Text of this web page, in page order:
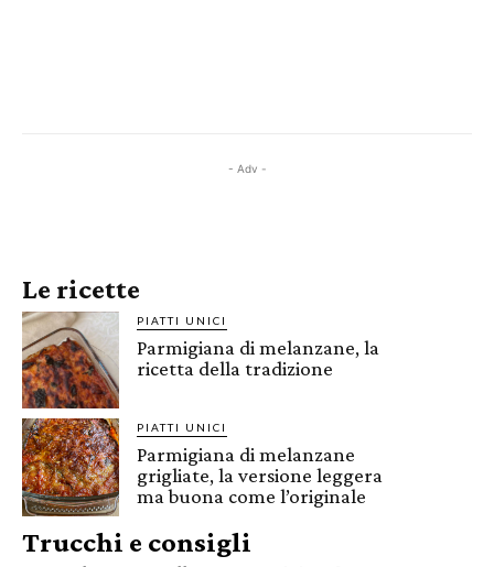
- Adv -
Le ricette
PIATTI UNICI
Parmigiana di melanzane, la
ricetta della tradizione
PIATTI UNICI
Parmigiana di melanzane
grigliate, la versione leggera
ma buona come l’originale
Trucchi e consigli